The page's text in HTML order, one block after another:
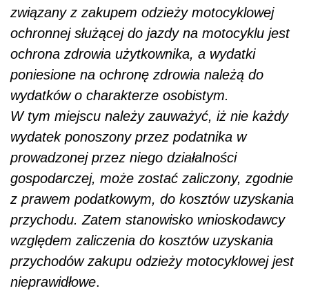
związany z zakupem odzieży motocyklowej
ochronnej służącej do jazdy na motocyklu jest
ochrona zdrowia użytkownika, a wydatki
poniesione na ochronę zdrowia należą do
wydatków o charakterze osobistym.
W tym miejscu należy zauważyć, iż nie każdy
wydatek ponoszony przez podatnika w
prowadzonej przez niego działalności
gospodarczej, może zostać zaliczony, zgodnie
z prawem podatkowym, do kosztów uzyskania
przychodu. Zatem stanowisko wnioskodawcy
względem zaliczenia do kosztów uzyskania
przychodów zakupu odzieży motocyklowej jest
nieprawidłowe.